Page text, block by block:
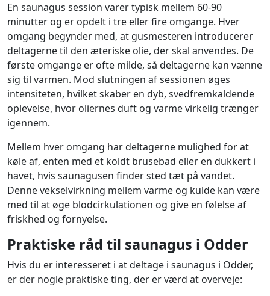
En saunagus session varer typisk mellem 60-90
minutter og er opdelt i tre eller fire omgange. Hver
omgang begynder med, at gusmesteren introducerer
deltagerne til den æteriske olie, der skal anvendes. De
første omgange er ofte milde, så deltagerne kan vænne
sig til varmen. Mod slutningen af sessionen øges
intensiteten, hvilket skaber en dyb, svedfremkaldende
oplevelse, hvor oliernes duft og varme virkelig trænger
igennem.
Mellem hver omgang har deltagerne mulighed for at
køle af, enten med et koldt brusebad eller en dukkert i
havet, hvis saunagusen finder sted tæt på vandet.
Denne vekselvirkning mellem varme og kulde kan være
med til at øge blodcirkulationen og give en følelse af
friskhed og fornyelse.
Praktiske råd til saunagus i Odder
Hvis du er interesseret i at deltage i saunagus i Odder,
er der nogle praktiske ting, der er værd at overveje: